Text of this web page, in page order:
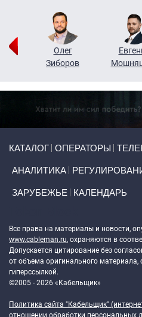
Олег
Зиборов
КАТАЛОГ ОПЕРАТОРЫ
АНАЛИТИКА
ЗАРУБЕЖЬЕ КАЛЕНДАРЬ
Все права на материалы и новости,
www.cableman.ru, охраняются в
Допускается цитирование без
от объема оригинального материала,
гиперссылкой.
©2005 - 2026 «Кабельщик»
Политика сайта "Кабельщик"
отношении обработки персональных